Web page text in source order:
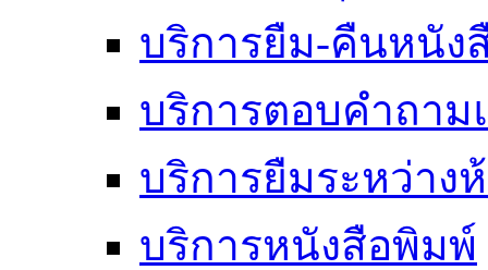
บริการยืม-คืนหนัง
บริการตอบคำถา
บริการยืมระหว่าง
บริการหนังสือพิมพ์